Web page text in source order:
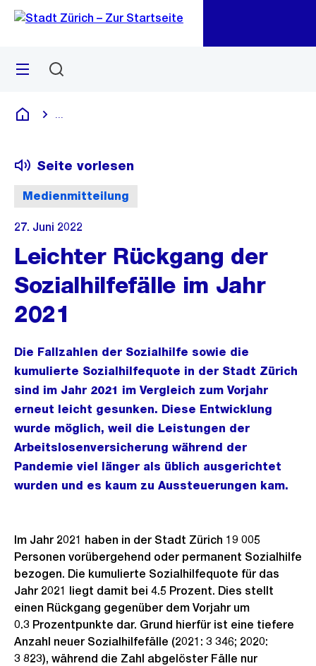
Navigation
Sprunglink
Menü
Deutsch
Medienmitteilung
Seite vorlesen
27. Juni 2022
Leichter Rückgang der
Sozialhilfefälle im Jahr
2021
Die Fallzahlen der Sozialhilfe sowie die
kumulierte Sozialhilfequote in der Stadt Zürich
sind im Jahr 2021 im Vergleich zum Vorjahr
erneut leicht gesunken. Diese Entwicklung
wurde möglich, weil die Leistungen der
Arbeitslosenversicherung während der
Pandemie viel länger als üblich ausgerichtet
wurden und es kaum zu Aussteuerungen kam.
Im Jahr 2021 haben in der Stadt Zürich 19 005
Personen vorübergehend oder permanent Sozialhilfe
bezogen. Die kumulierte Sozialhilfequote für das
Jahr 2021 liegt damit bei 4.5 Prozent. Dies stellt
einen Rückgang gegenüber dem Vorjahr um
0.3 Prozentpunkte dar. Grund hierfür ist eine tiefere
Anzahl neuer Sozialhilfefälle (2021: 3 346; 2020:
3 823), während die Zahl abgelöster Fälle nur